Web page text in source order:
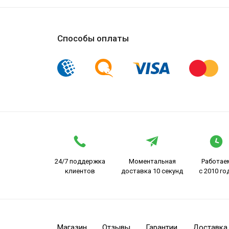
Способы оплаты
24/7 поддержка
клиентов
Моментальная
доставка 10 секунд
с 2010